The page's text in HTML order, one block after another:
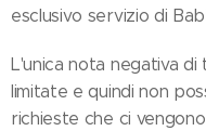
esclusivo servizio di
L'unica nota negativa
limitate e quindi non
richieste che ci